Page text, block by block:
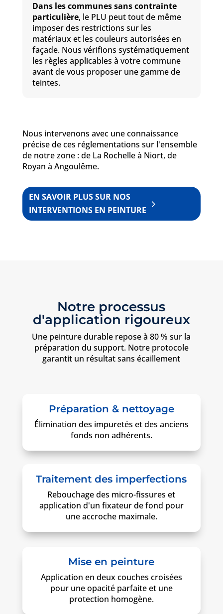
Dans les communes sans contrainte
particulière, le PLU peut tout de même
imposer des restrictions sur les
matériaux et les couleurs autorisées en
façade. Nous vérifions systématiquement
les règles applicables à votre commune
avant de vous proposer une gamme de
teintes.
Nous intervenons avec une connaissance
précise de ces réglementations sur l'ensemble
de notre zone : de La Rochelle à Niort, de
Royan à Angoulême.
EN SAVOIR PLUS SUR NOS
INTERVENTIONS EN PEINTURE
Notre processus
d'application rigoureux
Une peinture durable repose à 80 % sur la
préparation du support. Notre protocole
garantit un résultat sans écaillement
Préparation & nettoyage
Élimination des impuretés et des anciens
fonds non adhérents.
Traitement des imperfections
Rebouchage des micro-fissures et
application d'un fixateur de fond pour
une accroche maximale.
Mise en peinture
Application en deux couches croisées
pour une opacité parfaite et une
protection homogène.